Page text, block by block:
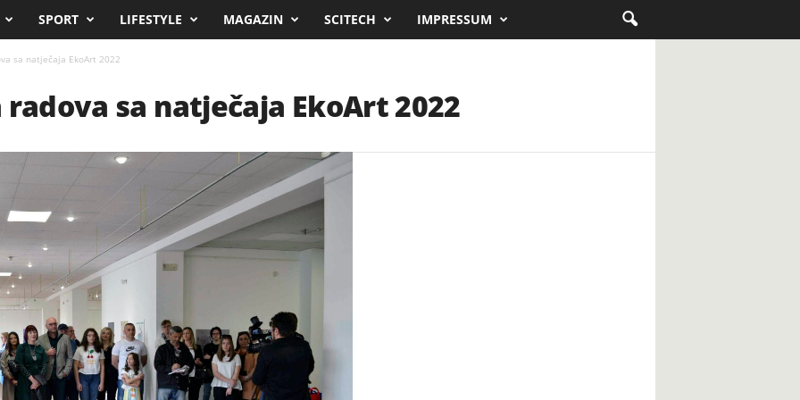
SPORT LIFESTYLE MAGAZIN SCITECH IMPRESSUM
sa natječaja EkoArt 2022
sa natječaja EkoArt 2022